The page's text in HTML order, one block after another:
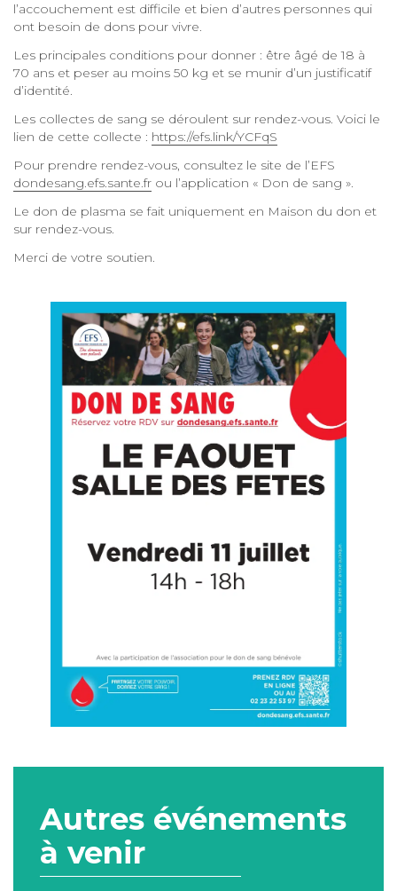
l’accouchement est difficile et bien d’autres personnes qui
ont besoin de dons pour vivre.
Les principales conditions pour donner : être âgé de 18 à
70 ans et peser au moins 50 kg et se munir d’un justificatif
d’identité.
Les collectes de sang se déroulent sur rendez-vous. Voici le
lien de cette collecte : https://efs.link/YCFqS
Pour prendre rendez-vous, consultez le site de l’EFS
dondesang.efs.sante.fr ou l’application « Don de sang ».
Le don de plasma se fait uniquement en Maison du don et
sur rendez-vous.
Merci de votre soutien.
Autres événements
à venir